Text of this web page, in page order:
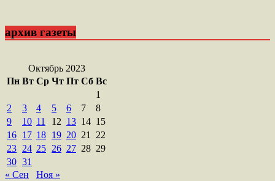
архив газеты
Октябрь 2023
Пн Вт Ср Чт Пт Сб Вс
1
2
3 4 5 6 7
8
9
10 11 12 13 14 15
16 17 18 19 20 21
22
23 24 25 26 27 28 29
30 31
« Сен
Ноя »